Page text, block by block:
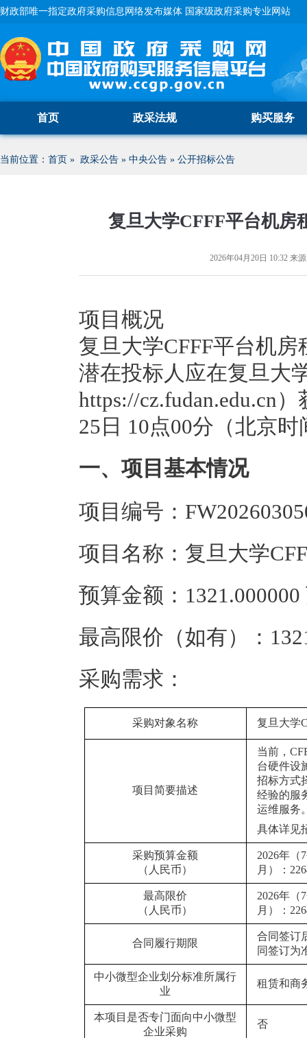
财政部唯一指定政府采购信息网络发布媒体 国家级政府采购专业网站
首页 政采法规 购买服务
当前位置： 首页 » 政采公告 » 中央公告 » 公开招标公告
复旦大学CFFF平台机房
2026年04月20日 10:32 来
项目概况
复旦大学CFFF平台机
潜在投标人应在复旦大
https://cz.fudan.edu.cn
25日 10点00分（北京
一、项目基本情况
项目编号：
项目名称：复旦大学
预算金额：
最高限价（如有）：
采购需求：
采购对象名称 复旦大学
项目简要描述
当前，
台硬件设
招标方式
经验的服
运维服务
具体详见
采购预算金额
（人民币）
2026年（
月）：
最高限价
（人民币）
2026年（
月）：
合同履行期限
合同签订
同签订为
中小微型企业划分标准所属行
业
租赁和商
本项目是否专门面向中小微型
企业采购
否